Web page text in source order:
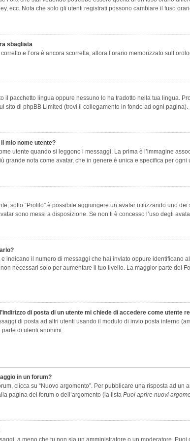
ecc. Nota che solo gli utenti registrati possono cambiare il fuso
sbagliata
e l’ora è ancora scorretta, allora l’orario memorizzato
il pacchetto lingua oppure nessuno lo ha tradotto nella tua lingua.
sito di phpBB Limited (trovi il collegamento in fondo ad ogni pagina).
mio nome utente?
utente quando si leggono i messaggi. La prima è l’immagine
grande nota come avatar, che in genere è unica e specifica per ogni
sotto “Profilo” è possibile aggiungere un avatar utilizzando uno
sono messi a disposizione. Se non ti è concesso l’uso degli
indicano il numero di messaggi che hai inviato oppure
necessari solo per aumentare il tuo livello. La maggior parte dei
di posta di un utente mi chiede di accedere come utente
di posta ad altri utenti usando il modulo di invio posta interno
di utenti anonimi.
in un forum?
clicca su “Nuovo argomento”. Per pubblicare una risposta ad
pagina del forum o dell’argomento (la lista Puoi aprire nuovi
a meno che tu non sia un amministratore o un moderatore.